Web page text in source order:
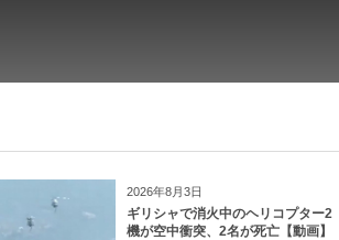
2026年8月3日
ギリシャで消火中のヘリコプター2
機が空中衝突、2名が死亡【動画】